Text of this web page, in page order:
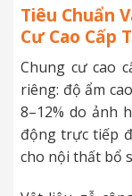
Tiêu Chuẩn
Cư Cao Cấp
Chung cư cao
riêng: độ ẩm
8–12% do ảnh
động trực tiếp
cho nội thất bổ